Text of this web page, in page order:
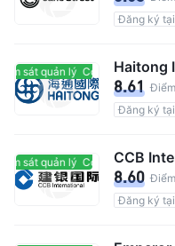
Đăng ký
sát quản lý Có giám sát quản lý
Haitong
8.61 Điểm
Đăng ký
sát quản lý Có giám sát quản lý
CCB
8.60 Điểm
Đăng ký